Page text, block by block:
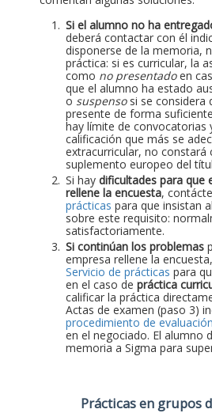
Si el alumno no ha
deberá contactar con él
disponerse de la memoria,
práctica: si es curricular, la
como no presentadoen
que el alumno ha estado
o suspensosi se considera
presente de forma
hay límite de convocatorias
calificación que más se
extracurricular, no constará
suplemento europeo del
Si hay dificultades para que
rellene la encuesta,
prácticas para que insistan
sobre este requisito:
satisfactoriamente.
Si continúan los problemas
empresa rellene la
Servicio de prácticas para
en el caso de práctica
calificar la práctica
Actas de examen (paso 3)
procedimiento de evaluación
en el negociado. El alumno
memoria a Sigma para
Prácticas en grupos